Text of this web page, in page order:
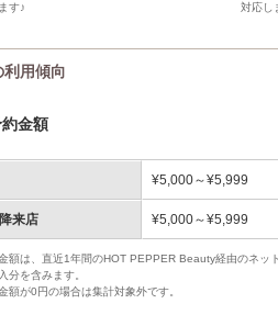
す♪
対応し
用傾向
金額
¥5,000～¥5,999
来店 ¥5,000～¥5,999
額は、直近1年間のHOT PEPPER Beauty経由のネッ
分を含みます。
額が0円の場合は集計対象外です。